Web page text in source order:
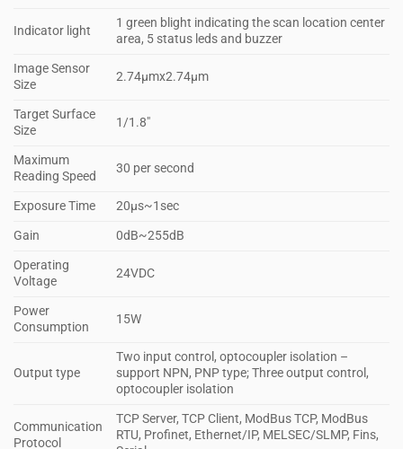
Indicator light
1 green blight indicating the scan location center
area, 5 status leds and buzzer
Image Sensor
Size
2.74μmx2.74μm
Target Surface
Size
1/1.8″
Maximum
Reading Speed
30 per second
Exposure Time
20μs~1sec
Gain
0dB~255dB
Operating
Voltage
24VDC
Power
Consumption
15W
Output type
Two input control, optocoupler isolation –
support NPN, PNP type; Three output control,
optocoupler isolation
Communication
Protocol
TCP Server, TCP Client, ModBus TCP, ModBus
RTU, Profinet, Ethernet/IP, MELSEC/SLMP, Fins,